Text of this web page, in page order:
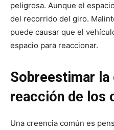
peligrosa. Aunque el
del recorrido del giro.
puede causar que el
espacio para reaccionar.
Sobreestimar la
reacción de los
Una creencia común es